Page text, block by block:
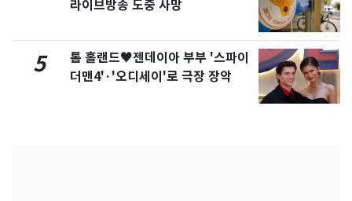
라이브방송 도중 사망
5
톰 홀랜드♥젠데이아 부부 '스파이
더맨4'·'오디세이'로 극장 장악